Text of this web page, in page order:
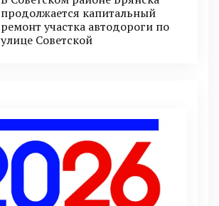
продолжается капитальный
ремонт участка автодороги по
улице Советской